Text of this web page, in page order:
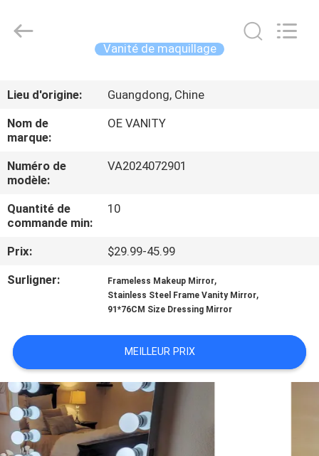
PRODUITS
VIDÉOS
VR
A
DE
NOUS
VISITE
D'USINE
Furniture
Vanité de maquillage
Lieu d'origine:
Guangdong, Chine
Nom de
marque:
OE VANITY
Numéro de
modèle:
VA2024072901
Quantité de
commande min:
10
Prix:
$29.99-45.99
Surligner:
Frameless Makeup Mirror,
Stainless Steel Frame Vanity Mirror,
91*76CM Size Dressing Mirror
MEILLEUR PRIX